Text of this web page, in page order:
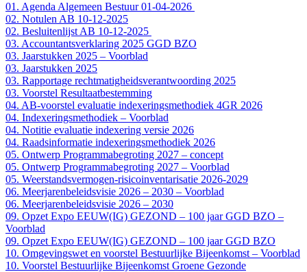
01. Agenda Algemeen Bestuur 01-04-2026
02. Notulen AB 10-12-2025
02. Besluitenlijst AB 10-12-2025
03. Accountantsverklaring 2025 GGD BZO
03. Jaarstukken 2025 – Voorblad
03. Jaarstukken 2025
03. Rapportage rechtmatigheidsverantwoording 2025
03. Voorstel Resultaatbestemming
04. AB-voorstel evaluatie indexeringsmethodiek 4GR 2026
04. Indexeringsmethodiek – Voorblad
04. Notitie evaluatie indexering versie 2026
04. Raadsinformatie indexeringsmethodiek 2026
05. Ontwerp Programmabegroting 2027 – concept
05. Ontwerp Programmabegroting 2027 – Voorblad
05. Weerstandsvermogen-risicoinventarisatie 2026-2029
06. Meerjarenbeleidsvisie 2026 – 2030 – Voorblad
06. Meerjarenbeleidsvisie 2026 – 2030
09. Opzet Expo EEUW(IG) GEZOND – 100 jaar GGD BZO –
Voorblad
09. Opzet Expo EEUW(IG) GEZOND – 100 jaar GGD BZO
10. Omgevingswet en voorstel Bestuurlijke Bijeenkomst – Voorblad
10. Voorstel Bestuurlijke Bijeenkomst Groene Gezonde